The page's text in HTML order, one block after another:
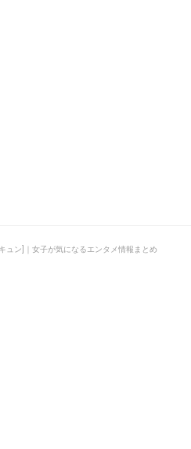
ュン]｜女子が気になるエンタメ情報まとめ